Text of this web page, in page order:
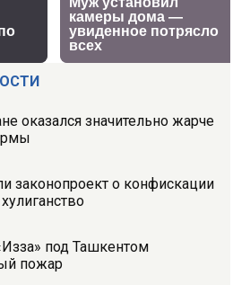
оказался значительно жарче
законопроект о конфискации
под Ташкентом
пожар